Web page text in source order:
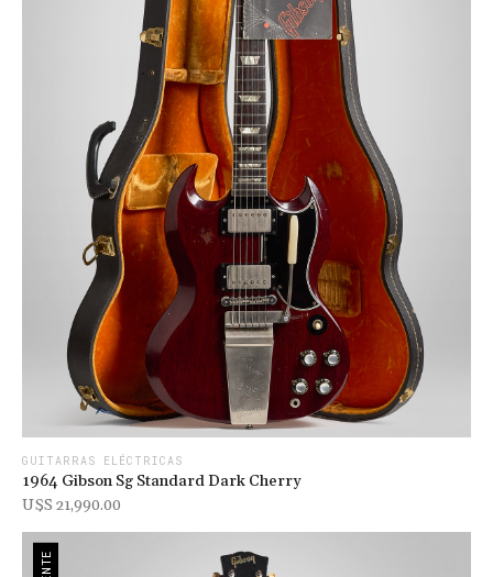
GUITARRAS ELÉCTRICAS
1964 Gibson Sg Standard Dark Cherry
U$s 21,990.00